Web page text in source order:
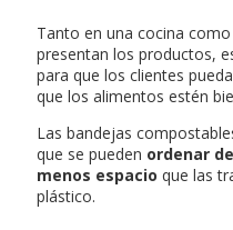
Tanto en una cocina
presentan los productos,
para que los clientes
que los alimentos estén
Las bandejas
que se pueden ordenar
menos espacio que las
plástico.